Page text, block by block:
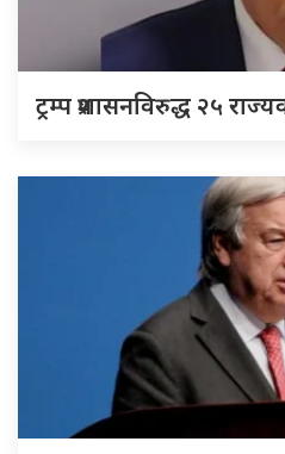
ट्रम्प प्रशासनविरुद्ध २५